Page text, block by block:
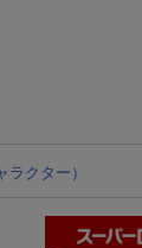
クター）